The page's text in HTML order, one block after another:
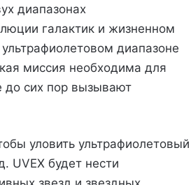
диапазонах
галактик и жизненном
диапазоне
миссия необходима для
до сих пор вызывают
уловить ультрафиолетовый
UVEX будет нести